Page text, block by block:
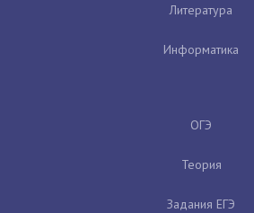
Литература
Информатика
ОГЭ
Теория
Задания ЕГЭ